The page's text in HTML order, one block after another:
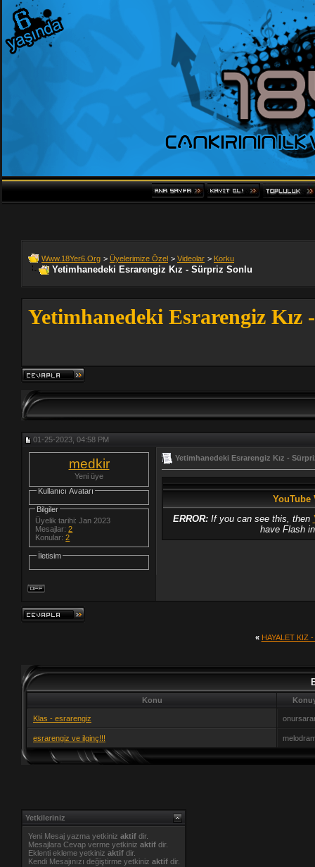
Www.18Yer6.Org > Üyelerimize Özel > Videolar > Korku
Yetimhanedeki Esrarengiz Kız - Sürpriz Sonlu
Yetimhanedeki Esrarengiz Kız
01-25-2023, 04:58 PM
medkir
Yeni üye
Kullanıcı Avatarı
Bilgiler
Üyelik tarihi: Jan 2023
Mesajlar:2
Konular:2
İletisim
Yetimhanedeki Esrarengiz Kız -
YouTube
ERROR:If you can see this, then
have Flash
« HAYALET KIZ
Konu
Klas - esrarengiz
esrarengiz ve ilginç!!!
Yetkileriniz
Yeni Mesaj yazma yetkiniz aktif dir.
Mesajlara Cevap verme yetkiniz aktif dir.
Eklenti ekleme yetkiniz aktif dir.
Kendi Mesajınızı değiştirme yetkiniz aktif dir.